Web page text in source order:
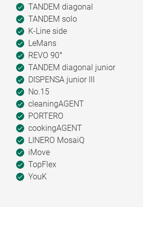
TANDEM diagonal
TANDEM solo
K-Line side
LeMans
REVO 90°
TANDEM diagonal junior
DISPENSA junior III
No.15
cleaningAGENT
PORTERO
cookingAGENT
LINERO MosaiQ
iMove
TopFlex
YouK